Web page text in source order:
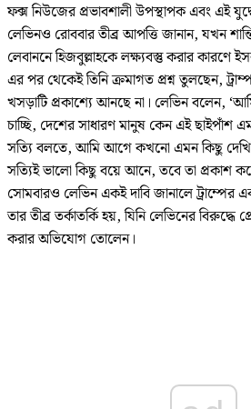
ফক্স নিউজের প্রভাবশালী উপস্থাপক এবং এই
লেভিনও রোববার তীব্র আপত্তি জানান, যখন
লেবাননে হিজবুল্লাহকে লক্ষ্যবস্তু করার কারণে
এর পর থেকেই তিনি ক্রমাগত প্রশ্ন তুলছেন,
খসড়াটি প্রকাশ্যে আনছে না। লেভিন বলেন,
চাচ্ছি, দেশের সাধারণ মানুষ কেন এই ছাইপাঁশ
সত্যি বলতে, আমি আগে কখনো এমন কিছু
সত্যিই ভালো কিছু বয়ে আনে, তবে তা প্রকাশ
সোমবারও লেভিন একই দাবি জানালে ট্রাম্পের
তার তীব্র তর্কাতর্কি হয়, যিনি লেভিনের বিরুদ্ধে
করার অভিযোগ তোলেন।